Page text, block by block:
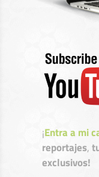
¡Entra a mi
reportajes,
exclusivos!